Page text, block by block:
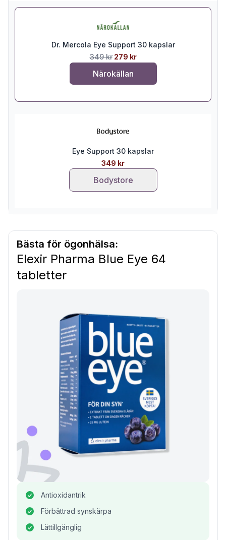
Dr. Mercola Eye Support 30 kapslar
349 kr 279 kr
Närokällan
Eye Support 30 kapslar
349 kr
Bodystore
Bästa för ögonhälsa:
Elexir Pharma Blue Eye 64
tabletter
Antioxidantrik
Förbättrad synskärpa
Lättillgänglig